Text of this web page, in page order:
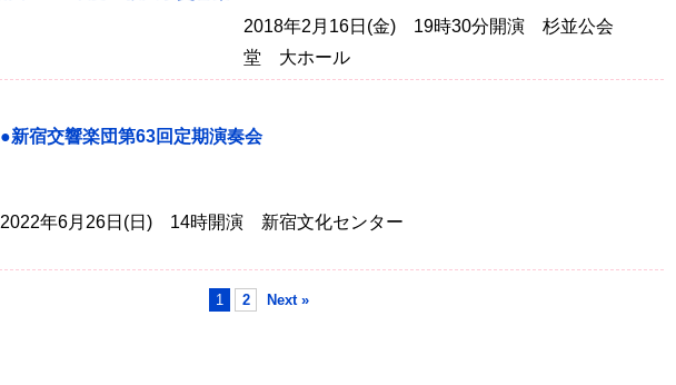
2018年2月16日(金) 19時30分開演 杉並公会
堂 大ホール
●新宿交響楽団第63回定期演奏会
2022年6月26日(日) 14時開演 新宿文化センター
1 2 Next »